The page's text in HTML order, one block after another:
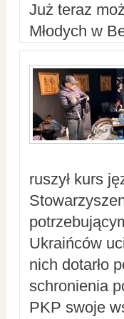
Już teraz
Młodych w
ruszył kurs
Ukraińców
nich dotarło
schronienia
PKP swoje